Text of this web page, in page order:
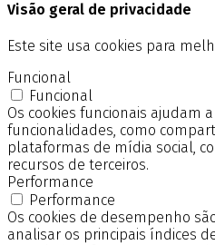
Visão geral de privacidade
Este site usa cookies para
Funcional
Funcional
Os cookies funcionais ajudam
funcionalidades, como
plataformas de mídia social,
recursos de terceiros.
Performance
Performance
Os cookies de desempenho
analisar os principais índices